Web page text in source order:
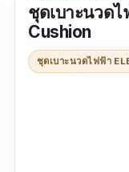
รีวิว:ได้รับสินค้า
ส่งเร็วมากวันเ
เกจสวยเหมาะ
มากพนักงานจั
ครั้งที่ส่งจัดวาง
ชุดเบาะนวด
Cushion
ชุดเบาะนวดไฟฟ้า